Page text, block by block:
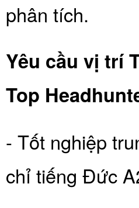
phân tích.
Yêu cầu vị trí
Top
- Tốt nghiệp
chỉ tiếng Đức